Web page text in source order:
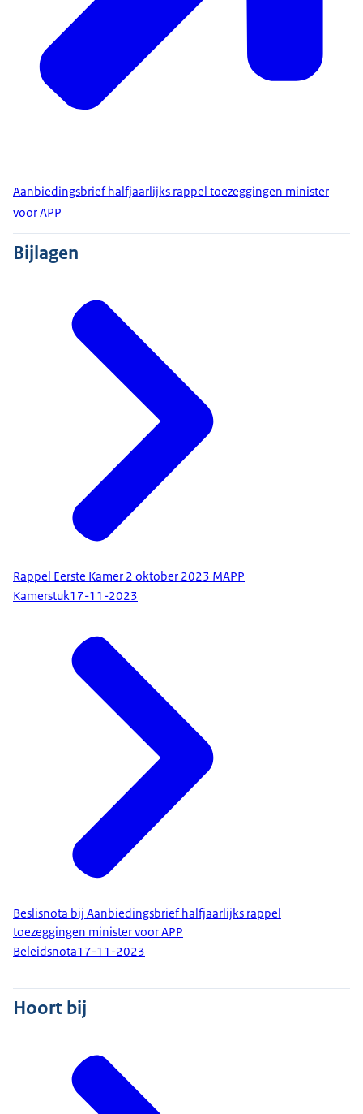
Aanbiedingsbrief halfjaarlijks rappel toezeggingen minister
voor APP
Bijlagen
Rappel Eerste Kamer 2 oktober 2023 MAPP
Kamerstuk17-11-2023
Beslisnota bij Aanbiedingsbrief halfjaarlijks rappel
toezeggingen minister voor APP
Beleidsnota17-11-2023
Hoort bij